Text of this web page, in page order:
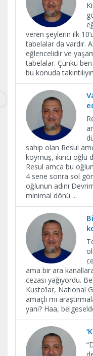
veren şeylerin ilk
tabelalar da vardır.
eğlencelidir ve
tabelalar. Çünkü
bu konuda
sahip olan Resul
koymuş, ikinci oğlu
Resul amca bu
4 sene sonra sol
oğlunun adını
minimal dönü ...
ama bir ara
cezası yağıyordu.
Kusto’lar, National
amaçlı mı
yani? Haa,